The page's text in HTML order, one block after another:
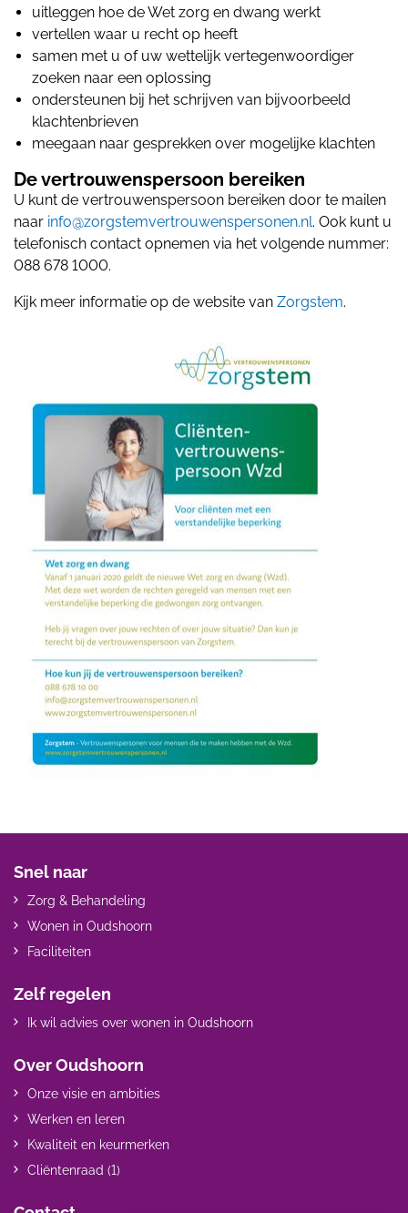
uitleggen hoe de Wet zorg en dwang werkt
vertellen waar u recht op heeft
samen met u of uw wettelijk vertegenwoordiger
zoeken naar een oplossing
ondersteunen bij het schrijven van bijvoorbeeld
klachtenbrieven
meegaan naar gesprekken over mogelijke klachten
De vertrouwenspersoon bereiken
U kunt de vertrouwenspersoon bereiken door te mailen
naar info@zorgstemvertrouwenspersonen.nl. Ook kunt u
telefonisch contact opnemen via het volgende nummer:
088 678 1000.
Kijk meer informatie op de website van Zorgstem.
Snel naar
Zorg & Behandeling
Wonen in Oudshoorn
Faciliteiten
Zelf regelen
Ik wil advies over wonen in Oudshoorn
Over Oudshoorn
Onze visie en ambities
Werken en leren
Kwaliteit en keurmerken
Cliëntenraad (1)